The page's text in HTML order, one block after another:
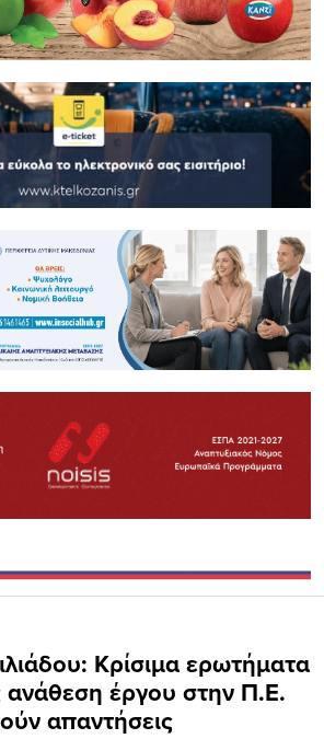
Κρίσιμα ερωτήματα
ανάθεση έργου στην Π.Ε.
απαντήσεις